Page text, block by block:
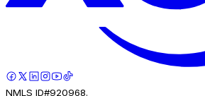
NMLS ID#920968.